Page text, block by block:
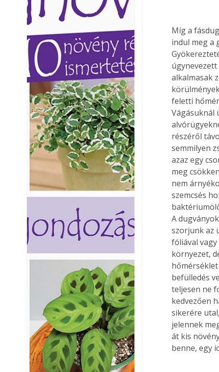
Míg a
indul meg a
alkalmasak
feletti
Vágásuknál
részéről
semmilyen
azaz egy
meg
nem
szemcsés
A
szorjunk az
fóliával
környezet,
befülledés
teljesen ne
kedvezően
sikerére
jelennek
át kis
benne, egy